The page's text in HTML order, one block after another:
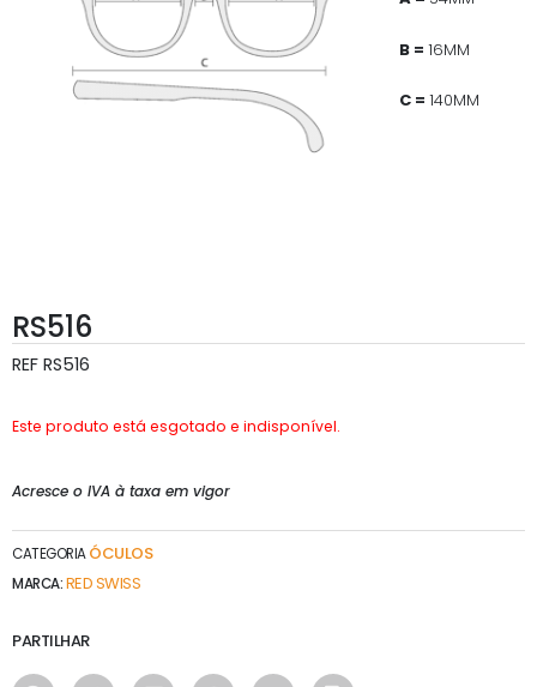
B = 16MM
C = 140MM
RS516
REF RS516
Este produto está esgotado e indisponível.
Acresce o IVA à taxa em vigor
CATEGORIA ÓCULOS
MARCA:RED SWISS
PARTILHAR